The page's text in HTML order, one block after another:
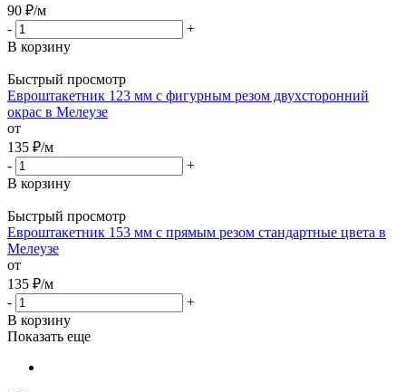
90 ₽/м
-
+
В корзину
Быстрый просмотр
Евроштакетник 123 мм с фигурным резом двухсторонний
окрас в Мелеузе
от
135 ₽/м
-
+
В корзину
Быстрый просмотр
Евроштакетник 153 мм с прямым резом стандартные цвета в
Мелеузе
от
135 ₽/м
-
+
В корзину
Показать еще